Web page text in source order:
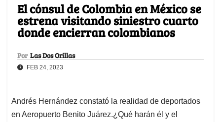
El cónsul de Colombia en México se
estrena visitando siniestro cuarto
donde encierran colombianos
Por Las Dos Orillas
FEB 24, 2023
Andrés Hernández constató la realidad de deportados
en Aeropuerto Benito Juárez.¿Qué harán él y el